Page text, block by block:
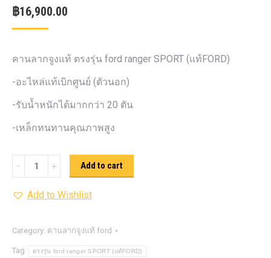
฿16,900.00
คานลากจูงแท้ ตรงรุ่น ford ranger SPORT (แท้FORD)
-อะไหล่แท้เบิกศูนย์ (ตัวนอก)
-รับน้ำหนักได้มากกว่า 20 ตัน
-เหล็กทนทานคุณภาพสูง
ลาก
จูง
รุ่น
ford
Add to cart
Add to Wishlist
Category: คานลากจูงแท้ ford
Tag: ตรงรุ่น ford ranger SPORT (แท้FORD)